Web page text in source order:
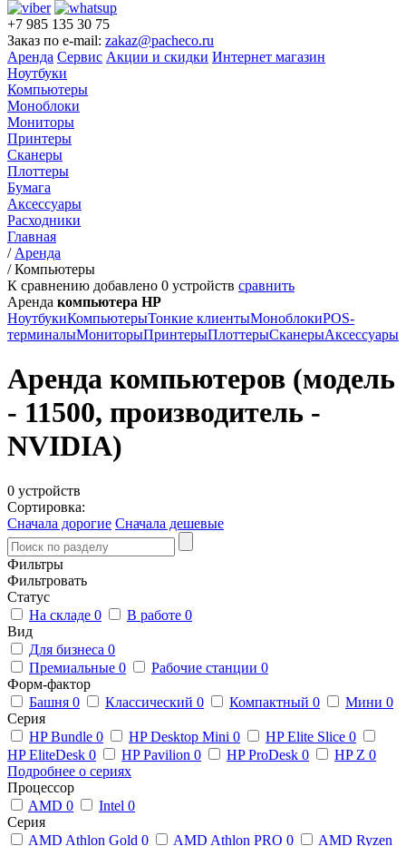
+7 985 135 30 75
Заказ по e-mail: zakaz@pacheco.ru
Аренда Сервис Акции и скидки Интернет магазин
Ноутбуки
Компьютеры
Моноблоки
Мониторы
Принтеры
Сканеры
Плоттеры
Бумага
Аксессуары
Расходники
Главная
/ Аренда
/Компьютеры
К сравнению добавлено 0 устройств сравнить
Аренда компьютера HP
НоутбукиКомпьютерыТонкие клиентыМоноблокиPOS-
терминалыМониторыПринтерыПлоттерыСканерыАксессуары
Аренда компьютеров (модель
- 11500, производитель -
NVIDIA)
0 устройств
Сортировка:
Сначала дорогие Сначала дешевые
Фильтры
Фильтровать
Статус
На складе 0 В работе 0
Вид
Для бизнеса 0
Премиальные 0 Рабочие станции 0
Форм-фактор
Башня 0 Классический 0 Компактный 0 Мини 0
Серия
HP Bundle 0 HP Desktop Mini 0 HP Elite Slice 0
HP EliteDesk 0 HP Pavilion 0 HP ProDesk 0 HP Z 0
Подробнее о сериях
Процессор
AMD 0 Intel 0
Серия
AMD Athlon Gold 0 AMD Athlon PRO 0 AMD Ryzen